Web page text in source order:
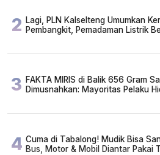
2 Lagi, PLN Kalselteng Umumkan
Pembangkit, Pemadaman Listrik
3 FAKTA MIRIS di Balik 656 Gram
Dimusnahkan: Mayoritas Pelaku
4 Cuma di Tabalong! Mudik Bisa
Bus, Motor & Mobil Diantar Pakai